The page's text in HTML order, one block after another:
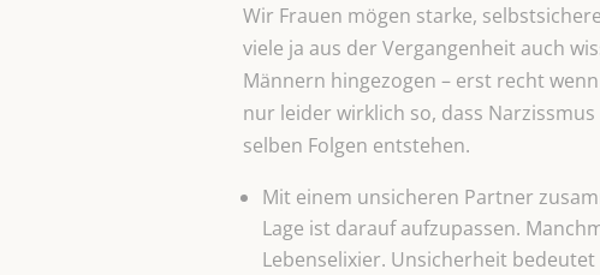
Wir Frauen mögen starke,
viele ja aus der Vergangenheit auch
Männern hingezogen – erst recht
nur leider wirklich so, dass
selben Folgen entstehen.
Mit einem unsicheren Partner
Lage ist darauf aufzupassen.
Lebenselixier. Unsicherheit